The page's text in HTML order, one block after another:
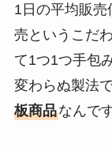
1日の平均販
売というこだ
て1つ1つ手包
変わらぬ製法
板商品なんです